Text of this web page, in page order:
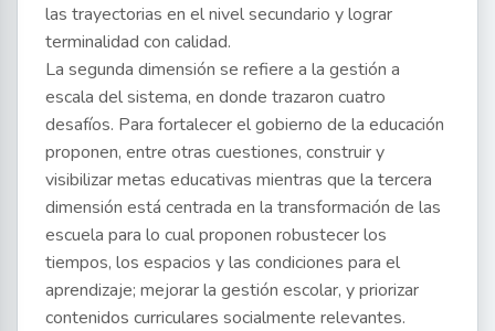
las trayectorias en el nivel secundario y lograr
terminalidad con calidad.
La segunda dimensión se refiere a la gestión a
escala del sistema, en donde trazaron cuatro
desafíos. Para fortalecer el gobierno de la educación
proponen, entre otras cuestiones, construir y
visibilizar metas educativas mientras que la tercera
dimensión está centrada en la transformación de las
escuela para lo cual proponen robustecer los
tiempos, los espacios y las condiciones para el
aprendizaje; mejorar la gestión escolar, y priorizar
contenidos curriculares socialmente relevantes.